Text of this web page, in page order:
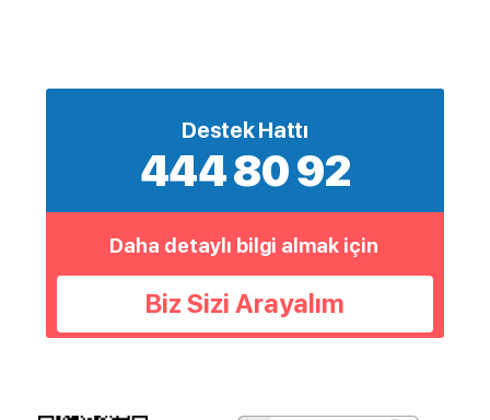
Destek Hattı
444 80 92
Daha detaylı bilgi almak için
Biz Sizi Arayalım